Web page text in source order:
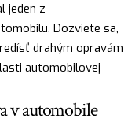
jeden z
Dozviete sa,
drahým opravám
automobilovej
v automobile